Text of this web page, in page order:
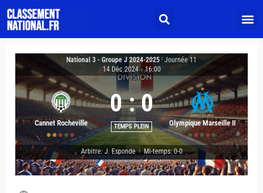
National 3 - Groupe J 2024-2025 Journée 11
14 Déc 2024 - 16:00
Cannet Rocheville
0 : 0
TEMPS PLEIN Olympique Marseille II
Arbitre: J. Esponde | Mi-temps: 0-0